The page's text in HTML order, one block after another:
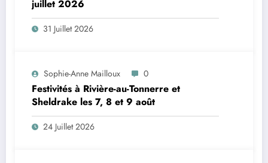
juillet 2026
31 Juillet 2026
Sophie-Anne Mailloux 0
Festivités à Rivière-au-Tonnerre et
Sheldrake les 7, 8 et 9 août
24 Juillet 2026